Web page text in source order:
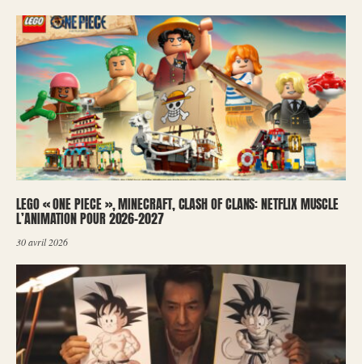
LEGO « ONE PIECE », MINECRAFT, CLASH OF CLANS: NETFLIX MUSCLE
L’ANIMATION POUR 2026-2027
30 avril 2026